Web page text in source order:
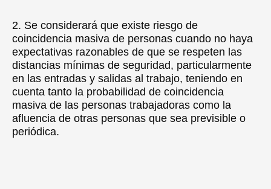
2. Se considerará que existe riesgo de
coincidencia masiva de personas cuando no haya
expectativas razonables de que se respeten las
distancias mínimas de seguridad, particularmente
en las entradas y salidas al trabajo, teniendo en
cuenta tanto la probabilidad de coincidencia
masiva de las personas trabajadoras como la
afluencia de otras personas que sea previsible o
periódica.